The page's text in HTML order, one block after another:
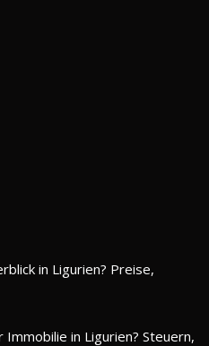
in Ligurien? Preise,
in Ligurien? Steuern,